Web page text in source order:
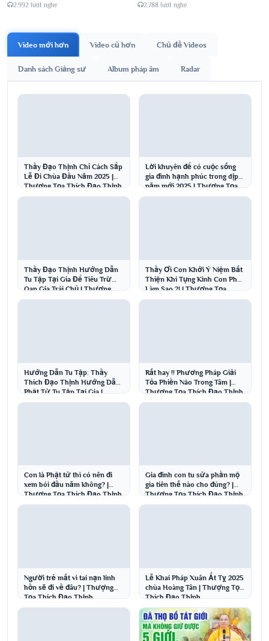
2.992 lượt nghe 2.788 lượt nghe
Video mới hơn Video cũ hơn Chủ đề Videos
Danh sách Giảng sư Album pháp âm Radar
Thầy Đạo Thịnh Chỉ Cách Sắp
Lễ Đi Chùa Đầu Năm 2025 |
Thượng Tọa Thích Đạo Thịnh
Lời khuyên để có cuộc sống
gia đình hạnh phúc trong dịp
năm mới 2025 | Thượng Tọa
Thích Đạo Thịnh
Thầy Đạo Thịnh Hướng Dẫn
Tu Tập Tại Gia Để Tiêu Trừ
Oan Gia Trái Chủ | Thượng
Tọa Thích Đạo Thịnh
Thầy Ơi Con Khởi Ý Niệm Bất
Thiện Khi Tụng Kinh Con Phải
Làm Sao ?! | Thượng Tọa
Thích Đạo Thịnh
Hướng Dẫn Tu Tập: Thầy
Thích Đạo Thịnh Hướng Dẫn
Phật Tử Tu Tập Tại Gia |
Thượng Tọa Thích Đạo Thịnh
Rất hay !! Phương Pháp Giải
Tỏa Phiền Não Trong Tâm |
Thượng Tọa Thích Đạo Thịnh
Con là Phật tử thì có nên đi
xem bói đầu năm không? |
Thượng Tọa Thích Đạo Thịnh
Gia đình con tu sửa phần mộ
gia tiên thế nào cho đúng? |
Thượng Tọa Thích Đạo Thịnh
Người trẻ mất vì tai nạn linh
hồn sẽ đi về đâu? | Thượng
Tọa Thích Đạo Thịnh
Lễ Khai Pháp Xuân Ất Tỵ 2025
chùa Hoàng Tân | Thượng Tọa
Thích Đạo Thịnh